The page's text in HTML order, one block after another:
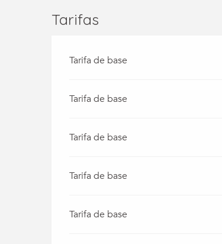
Tarifas
Tarifa de base
Tarifa de base
Tarifa de base
Tarifa de base
Tarifa de base